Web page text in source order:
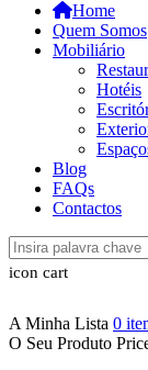
Home
Quem Somos
Mobiliário
Hotéis
Blog
FAQs
Contactos
icon cart
A Minha Lista 0
O Seu Produto